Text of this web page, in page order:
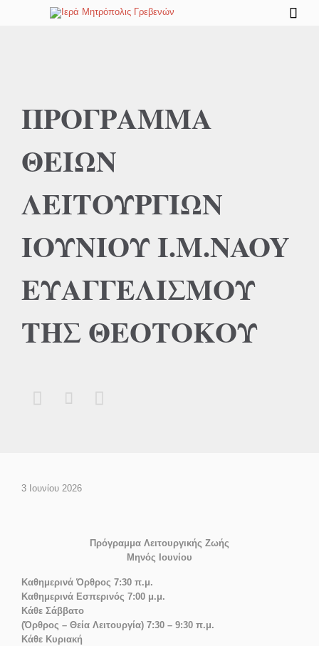

ΠΡΟΓΡΑΜΜΑ
ΘΕΙΩΝ
ΛΕΙΤΟΥΡΓΙΩΝ
ΙΟΥΝΙΟΥ I.M.NAOY
ΕΥΑΓΓΕΛΙΣΜΟΥ
ΤΗΣ ΘΕΟΤΟΚΟΥ
  
3 Ιουνίου 2026
Πρόγραμμα Λειτουργικής Ζωής
Μηνός Ιουνίου
Καθημερινά Όρθρος 7:30 π.μ.
Καθημερινά Εσπερινός 7:00 μ.μ.
Κάθε Σάββατο
(Όρθρος – Θεία Λειτουργία) 7:30 – 9:30 π.μ.
Κάθε Κυριακή